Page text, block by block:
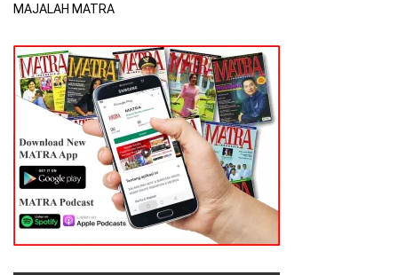
MAJALAH MATRA